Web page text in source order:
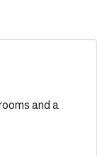
and a